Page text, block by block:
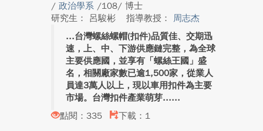
/ 政治學系 /108/ 博士
研究生： 呂駿彬
指導教授： 周志杰
台灣螺絲螺帽(扣件)品質佳、交期迅
速，上、中、下游供應鏈完整，為全球
主要供應國，並享有「螺絲王國」盛
名，相關廠家數已逾1,500家，從業人
員達3萬人以上，現以車用扣件為主要
市場。台灣扣件產業萌芽...
點閱：335
下載：1